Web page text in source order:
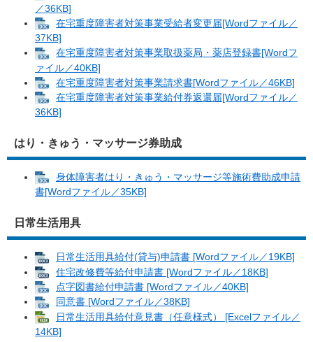
／36KB]
在宅重度障害者対策事業受給者変更届[Wordファイル／
37KB]
在宅重度障害者対策事業取扱薬局・薬店登録書[Wordフ
ァイル／40KB]
在宅重度障害者対策事業請求書[Wordファイル／46KB]
在宅重度障害者対策事業給付券返還届[Wordファイル／
36KB]
はり・きゅう・マッサージ券助成
身体障害者はり・きゅう・マッサージ等施術費助成申請
書[Wordファイル／35KB]
日常生活用具
日常生活用具給付(貸与)申請書 [Wordファイル／19KB]
住宅改修費等給付申請書 [Wordファイル／18KB]
点字図書給付申請書 [Wordファイル／40KB]
同意書 [Wordファイル／38KB]
日常生活用具給付意見書（任意様式） [Excelファイル／
14KB]